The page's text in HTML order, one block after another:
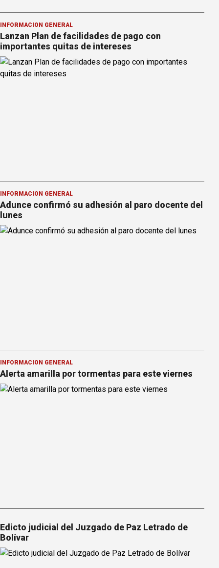
INFORMACION GENERAL
Lanzan Plan de facilidades de pago con
importantes quitas de intereses
INFORMACION GENERAL
Adunce confirmó su adhesión al paro docente del
lunes
INFORMACION GENERAL
Alerta amarilla por tormentas para este viernes
Edicto judicial del Juzgado de Paz Letrado de
Bolívar